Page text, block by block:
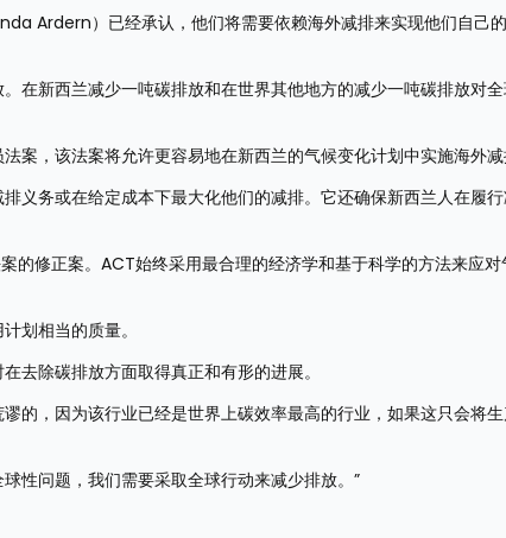
Ardern）已经承认，他们将需要依赖海外减排来实现他们自己
在新西兰减少一吨碳排放和在世界其他地方的减少一吨碳排放对
案，该法案将允许更容易地在新西兰的气候变化计划中实施海外
义务或在给定成本下最大化他们的减排。它还确保新西兰人在履
的修正案。ACT始终采用最合理的经济学和基于科学的方法来应
划相当的质量。
去除碳排放方面取得真正和有形的进展。
的，因为该行业已经是世界上碳效率最高的行业，如果这只会将
性问题，我们需要采取全球行动来减少排放。”